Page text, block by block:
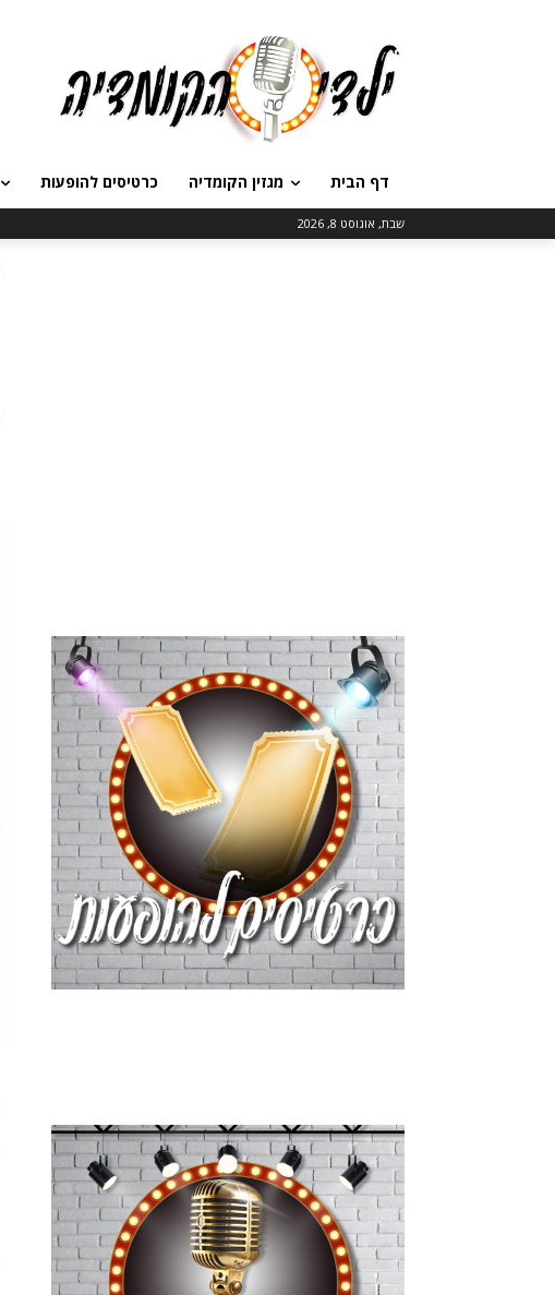
דף הבית מגזין הקומדיה כרטיסים להופעות
שבת, אוגוסט 8, 2026